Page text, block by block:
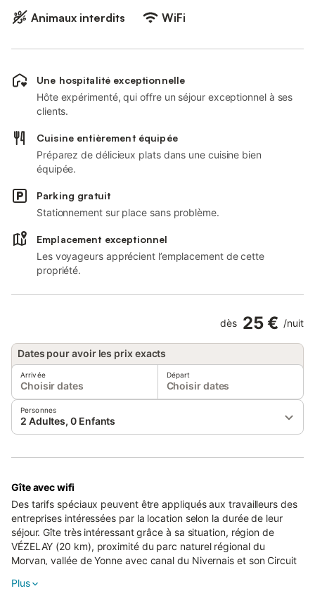
Animaux interdits
WiFi
Une hospitalité exceptionnelle
Hôte expérimenté, qui offre un séjour exceptionnel à ses
clients.
Cuisine entièrement équipée
Préparez de délicieux plats dans une cuisine bien
équipée.
Parking gratuit
Stationnement sur place sans problème.
Emplacement exceptionnel
Les voyageurs apprécient l’emplacement de cette
propriété.
dès 25 € /nuit
Dates pour avoir les prix exacts
Arrivée
Choisir dates
Départ
Choisir dates
Personnes
2 Adultes, 0 Enfants
Gîte avec wifi
Des tarifs spéciaux peuvent être appliqués aux travailleurs des
entreprises intéressées par la location selon la durée de leur
séjour. Gîte très intéressant grâce à sa situation, région de
VÉZELAY (20 km), proximité du parc naturel régional du
Morvan, vallée de Yonne avec canal du Nivernais et son Circuit
Plus